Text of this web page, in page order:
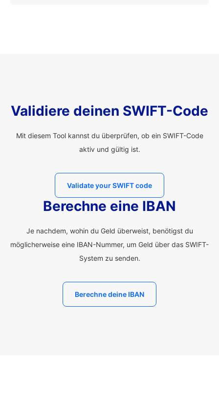
Validiere deinen SWIFT-Code
Mit diesem Tool kannst du überprüfen, ob ein SWIFT-Code
aktiv und gültig ist.
Validate your SWIFT code
Berechne eine IBAN
Je nachdem, wohin du Geld überweist, benötigst du
möglicherweise eine IBAN-Nummer, um Geld über das SWIFT-
System zu senden.
Berechne deine IBAN